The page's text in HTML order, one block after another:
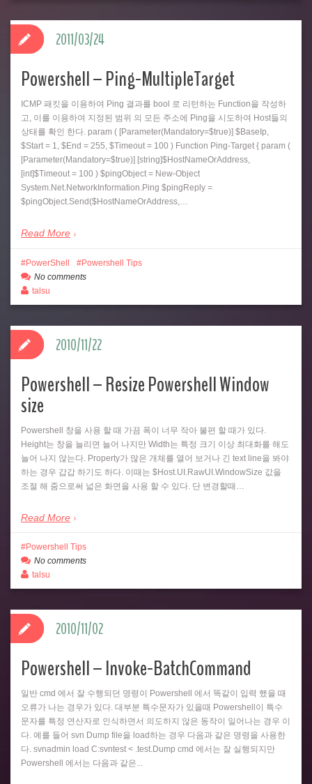
Powershell – Ping-MultipleTarget
ICMP 패킷을 이용하여 Ping 결과를 bool 로 리턴하는 Function을 작성하
고, 이를 이용하여 지정된 범위 의 모든 주소에 Ping을 시도하여 Host들의
상태를 확인 한다. param ( [Parameter(Mandatory=$true)] $BaseIp,
$Start = 1, $End = 255, $Timeout = 100 ) Function Ping-Target { param (
[Parameter(Mandatory=$true)] [string]$HostNameOrAddress,
[int]$Timeout = 100 ) $pingObject = New-Object
System.Net.NetworkInformation.Ping $pingReply =
$pingObject.Send($HostNameOrAddress,…
Read More
2011/03/24
PowerShell
Powershell Tips
No comments
talsu
Powershell – Resize Powershell Window
size
Powershell 창을 사용 할 때 가끔 폭이 너무 작아 불편 할 때가 있다.
Height는 창을 늘리면 늘어 나지만 Width는 특정 크기 이상 최대화를 해도
늘어 나지 않는다. Property가 많은 개체를 열어 보거나 긴 text line을 봐야
하는 경우 갑갑 하기도 하다. 이때는 $Host.UI.RawUI.WindowSize 값을
조절 해 줌으로써 넓은 화면을 사용 할 수 있다. 단 변경할때…
Read More
2010/11/22
Powershell Tips
No comments
talsu
Powershell – Invoke-BatchCommand
일반 cmd 에서 잘 수행되던 명령이 Powershell 에서 똑같이 입력 했을 때
오류가 나는 경우가 있다. 대부분 특수문자가 있을때 Powershell이 특수
문자를 특정 연산자로 인식하면서 의도하지 않은 동작이 일어나는 경우 이
다. 예를 들어 svn Dump file을 load하는 경우 다음과 같은 명령을 사용한
다. svnadmin load C:svntest < .test.Dump cmd 에서는 잘 실행되지만
Powershell 에서는 다음과 같은...
2010/11/02